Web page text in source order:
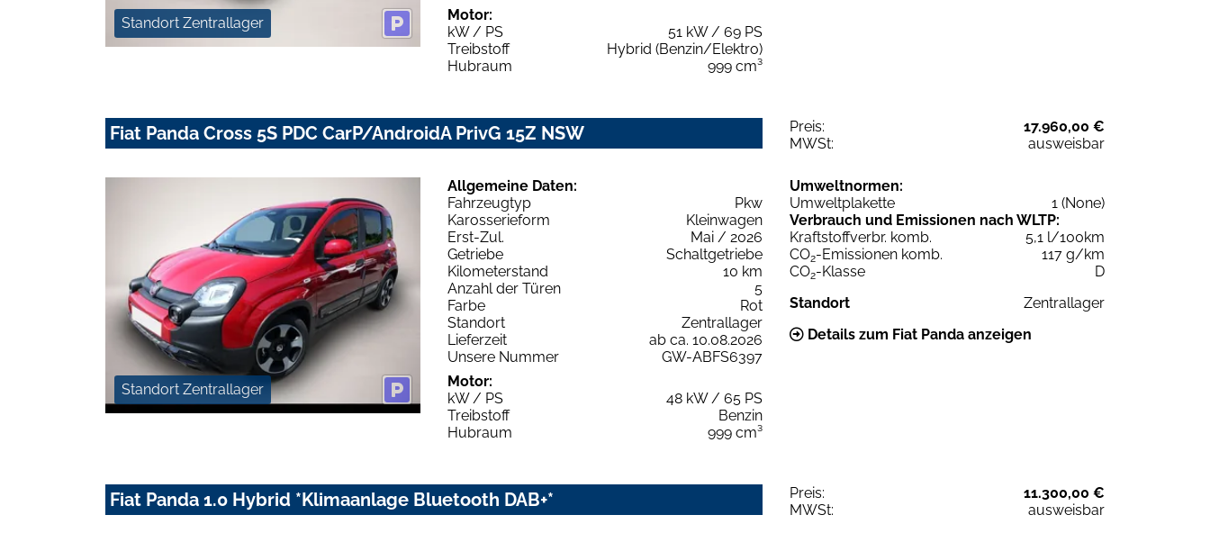
Standort Zentrallager
Motor:
kW / PS
51 kW / 69 PS
Treibstoff
Hybrid (Benzin/Elektro)
Hubraum
999 cm³
Fiat Panda Cross 5S PDC CarP/AndroidA PrivG 15Z NSW Preis:
17.960,00 €
MWSt:
ausweisbar
Standort Zentrallager
Allgemeine Daten:
Fahrzeugtyp
Pkw
Karosserieform
Kleinwagen
Erst-Zul.
Mai / 2026
Getriebe
Schaltgetriebe
Kilometerstand
10 km
Anzahl der Türen
5
Farbe
Rot
Standort
Zentrallager
Lieferzeit
ab ca. 10.08.2026
Unsere Nummer
GW-ABFS6397
Motor:
kW / PS
48 kW / 65 PS
Treibstoff
Benzin
Hubraum
999 cm³
Umweltnormen:
Umweltplakette
1 (None)
Verbrauch und Emissionen nach WLTP:
Kraftstoffverbr. komb.
5,1 l/100km
CO2-Emissionen komb.
117 g/km
CO2-Klasse
D
Standort
Zentrallager
Details zum Fiat Panda anzeigen
Fiat Panda 1.0 Hybrid *Klimaanlage Bluetooth DAB+* Preis:
11.300,00 €
MWSt:
ausweisbar